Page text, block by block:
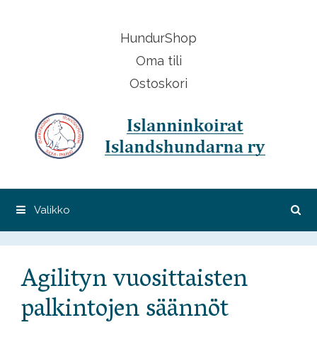
HundurShop
Oma tili
Ostoskori
Valikko
Agilityn vuosittaisten
palkintojen säännöt